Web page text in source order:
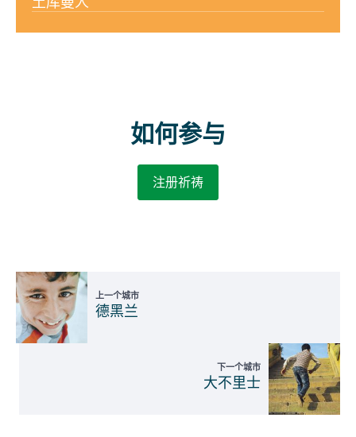
如何参与
注册祈祷
上一个城市
德黑兰
下一个城市
大不里士